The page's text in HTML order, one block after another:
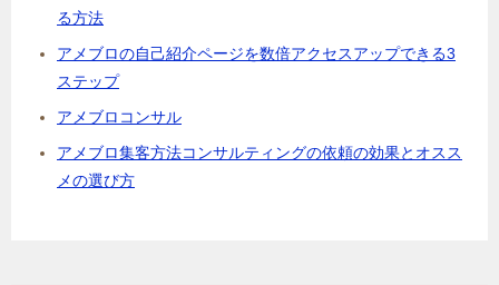
る方法
アメブロの自己紹介ページを数倍アクセスアップできる3
ステップ
アメブロコンサル
アメブロ集客方法コンサルティングの依頼の効果とオスス
メの選び方